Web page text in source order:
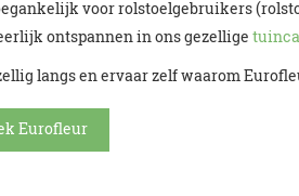
voor rolstoelgebruikers
ontspannen in ons gezellige
langs en ervaar zelf waarom
Eurofleur